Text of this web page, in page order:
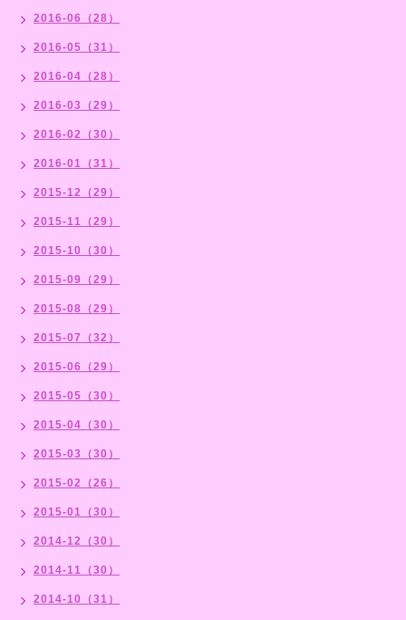
2016-06（28）
2016-05（31）
2016-04（28）
2016-03（29）
2016-02（30）
2016-01（31）
2015-12（29）
2015-11（29）
2015-10（30）
2015-09（29）
2015-08（29）
2015-07（32）
2015-06（29）
2015-05（30）
2015-04（30）
2015-03（30）
2015-02（26）
2015-01（30）
2014-12（30）
2014-11（30）
2014-10（31）